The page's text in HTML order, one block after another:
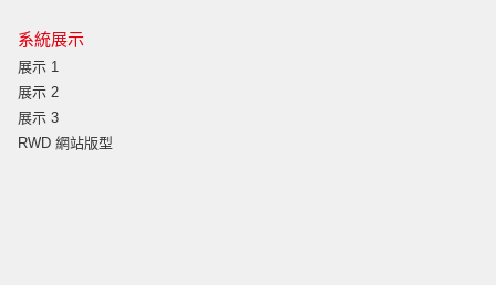
系統展示
展示 1
展示 2
展示 3
RWD 網站版型